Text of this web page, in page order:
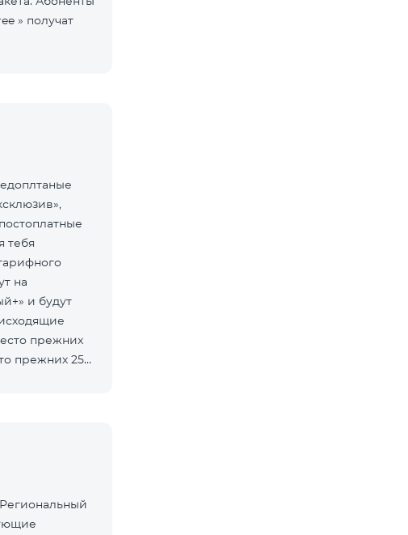
» получат
тебя
на
и будут
прежних
прежних 25